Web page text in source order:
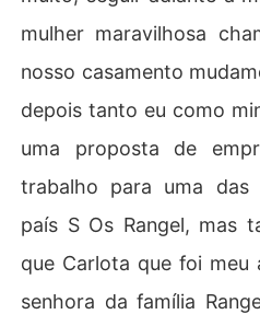
mulher maravilhosa
nosso casamento
depois tanto eu como
uma proposta de
trabalho para uma das
país S Os Rangel, mas
que Carlota que foi meu
senhora da família